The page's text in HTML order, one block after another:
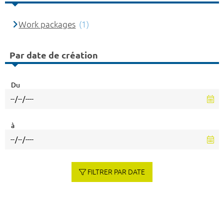
Work packages (1)
Par date de création
Du
à
FILTRER PAR DATE